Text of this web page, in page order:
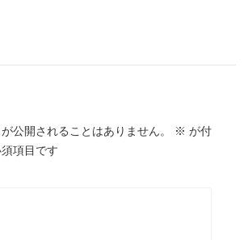
公開されることはありません。 ※ が付
項目です